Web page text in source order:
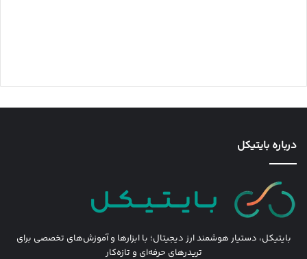
درباره بایتیکل
بایتیکل، دستیار هوشمند ارز دیجیتال؛ با ابزارها و آموزش‌های تخصصی برای
تریدرهای حرفه‌ای و تازه‌کار